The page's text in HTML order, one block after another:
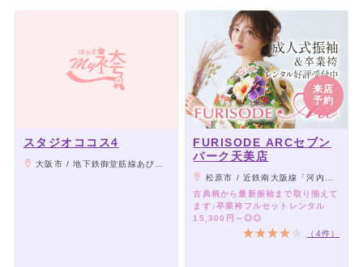
スタジオココス4
大阪市 / 地下鉄御堂筋線あびこ駅徒歩3分
来店
予約
FURISODE ARCセブン
パーク天美店
松原市 / 近鉄南大阪線「河内天美」駅より徒歩15分
古典柄から最新振袖まで取り揃えて
ます♪卒業袴フルセットレンタル
15,300円～◎◎
（4件）